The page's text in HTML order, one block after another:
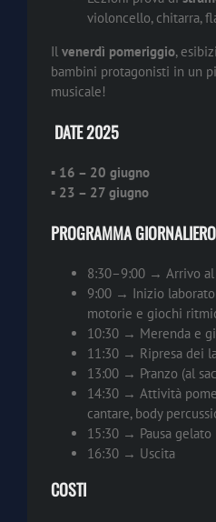
violoncello, chitarra,
Il venerdì pomeriggio,
bambini protagonisti in un
musicale!
️ DATE 2025
▪ 16 – 20 giugno
▪ 23 – 27 giugno
PROGRAMMA GIORNALIERO
8:30–9:00 → Arrivo al
9:00 → Inizio
motorie e giochi
10:30 → Merenda e
11:30 → Ripresa dei
13:00 → Pranzo (al
14:30 → Attività
cantare, body
15:30 → Pausa gelato
16:30 → Uscita
COSTI